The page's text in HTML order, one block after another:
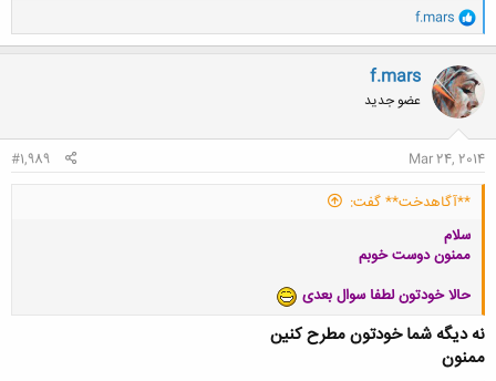
و
ا
ک
ن
ش
ه
ا
f.mars
f.mars
عضو جدید
Mar 24, 2014
#1,989
**آگاهدخت** گفت:
سلام
ممنون دوست خوبم
حالا خودتون لطفا سوال بعدی
نه دیگه شما خودتون مطرح کنین
ممنون